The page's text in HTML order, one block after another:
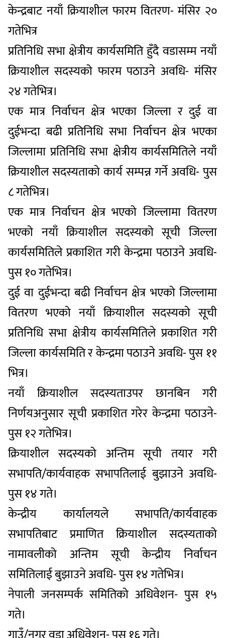
केन्द्रबाट नयाँ क्रियाशील फारम वितरण- मंसिर २०
गतेभित्र
प्रतिनिधि सभा क्षेत्रीय कार्यसमिति हुँदै वडासम्म नयाँ
क्रियाशील सदस्यको फारम पठाउने अवधि- मंसिर
२४ गतेभित्र।
एक मात्र निर्वाचन क्षेत्र भएका जिल्ला र दुई वा
दुईभन्दा बढी प्रतिनिधि सभा निर्वाचन क्षेत्र भएका
जिल्लामा प्रतिनिधि सभा क्षेत्रीय कार्यसमितिले नयाँ
क्रियाशील सदस्यताको कार्य सम्पन्न गर्ने अवधि- पुस
८ गतेभित्र।
एक मात्र निर्वाचन क्षेत्र भएको जिल्लामा वितरण
भएको नयाँ क्रियाशील सदस्यको सूची जिल्ला
कार्यसमितिले प्रकाशित गरी केन्द्रमा पठाउने अवधि-
पुस १० गतेभित्र।
दुई वा दुईभन्दा बढी निर्वाचन क्षेत्र भएको जिल्लामा
वितरण भएको नयाँ क्रियाशील सदस्यको सूची
प्रतिनिधि सभा क्षेत्रीय कार्यसमितिले प्रकाशित गरी
जिल्ला कार्यसमिति र केन्द्रमा पठाउने अवधि- पुस ११
भित्र।
नयाँ क्रियाशील सदस्यताउपर छानबिन गरी
निर्णयअनुसार सूची प्रकाशित गरेर केन्द्रमा पठाउने-
पुस १२ गतेभित्र।
क्रियाशील सदस्यको अन्तिम सूची तयार गरी
सभापति/कार्यवाहक सभापतिलाई बुझाउने अवधि-
पुस १४ गते।
केन्द्रीय कार्यालयले सभापति/कार्यवाहक
सभापतिबाट प्रमाणित क्रियाशील सदस्यताको
नामावलीको अन्तिम सूची केन्द्रीय निर्वाचन
समितिलाई बुझाउने अवधि- पुस १४ गतेभित्र।
नेपाली जनसम्पर्क समितिको अधिवेशन- पुस १५
गते।